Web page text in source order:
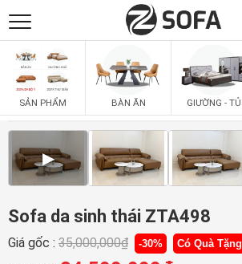
SẢN PHẨM
SOFAS
PHÒNG ĂN
PHÒNG NGỦ
PHÒNG KHÁCH
SẢN PHẨM BÀN ĂN GIƯỜNG - TỦ
▶
Sofa da sinh thái ZTA498
Giá gốc : 35,000,000₫ -30% Có Quà Tặng